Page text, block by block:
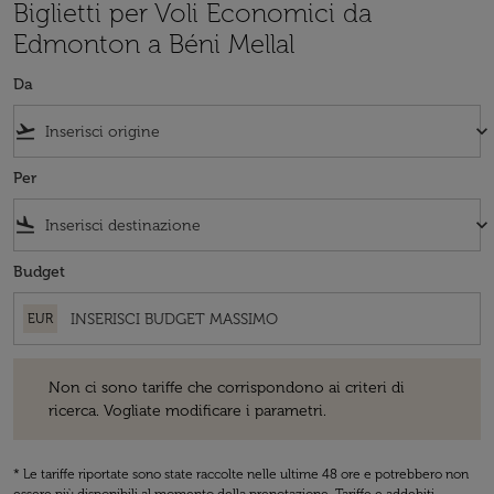
Biglietti per Voli Economici da
Edmonton a Béni Mellal
Da
flight_takeoff keyboard_arrow_down
Per
flight_land keyboard_arrow_down
Budget
EUR
Non ci sono tariffe che corrispondono ai criteri di
ricerca. Vogliate modificare i parametri.
* Le tariffe riportate sono state raccolte nelle ultime 48 ore e potrebbero non